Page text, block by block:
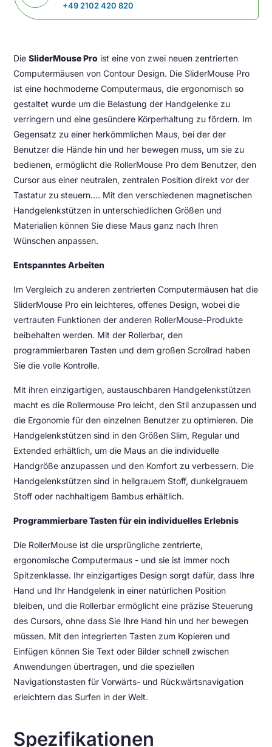
+49 2102 420 820
DieSliderMouse Pro ist eine von zwei neuen zentrierten
Computermäusen von Contour Design. Die SliderMouse Pro
ist eine hochmoderne Computermaus, die ergonomisch so
gestaltet wurde um die Belastung der Handgelenke zu
verringern und eine gesündere Körperhaltung zu fördern. Im
Gegensatz zu einer herkömmlichen Maus, bei der der
Benutzer die Hände hin und her bewegen muss, um sie zu
bedienen, ermöglicht die RollerMouse Pro dem Benutzer, den
Cursor aus einer neutralen, zentralen Position direkt vor der
Tastatur zu steuern.... Mit den verschiedenen magnetischen
Handgelenkstützen in unterschiedlichen Größen und
Materialien können Sie diese Maus ganz nach Ihren
Wünschen anpassen.
Entspanntes Arbeiten
Im Vergleich zu anderen zentrierten Computermäusen hat die
SliderMouse Pro ein leichteres, offenes Design, wobei die
vertrauten Funktionen der anderen RollerMouse-Produkte
beibehalten werden. Mit der Rollerbar, den
programmierbaren Tasten und dem großen Scrollrad haben
Sie die volle Kontrolle.
Mit ihren einzigartigen, austauschbaren Handgelenkstützen
macht es die Rollermouse Pro leicht, den Stil anzupassen und
die Ergonomie für den einzelnen Benutzer zu optimieren. Die
Handgelenkstützen sind in den Größen Slim, Regular und
Extended erhältlich, um die Maus an die individuelle
Handgröße anzupassen und den Komfort zu verbessern. Die
Handgelenkstützen sind in hellgrauem Stoff, dunkelgrauem
Stoff oder nachhaltigem Bambus erhältlich.
Programmierbare Tasten für ein individuelles Erlebnis
Die RollerMouse ist die ursprüngliche zentrierte,
ergonomische Computermaus - und sie ist immer noch
Spitzenklasse. Ihr einzigartiges Design sorgt dafür, dass Ihre
Hand und Ihr Handgelenk in einer natürlichen Position
bleiben, und die Rollerbar ermöglicht eine präzise Steuerung
des Cursors, ohne dass Sie Ihre Hand hin und her bewegen
müssen. Mit den integrierten Tasten zum Kopieren und
Einfügen können Sie Text oder Bilder schnell zwischen
Anwendungen übertragen, und die speziellen
Navigationstasten für Vorwärts- und Rückwärtsnavigation
erleichtern das Surfen in der Welt.
Spezifikationen